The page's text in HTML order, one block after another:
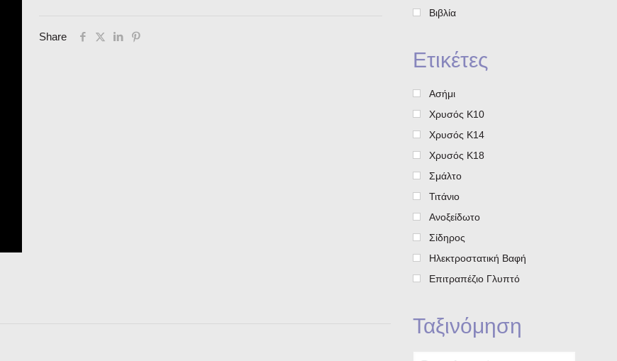
Share
Βιβλία
Ετικέτες
Ασήμι
Χρυσός Κ10
Χρυσός Κ14
Χρυσός Κ18
Σμάλτο
Τιτάνιο
Ανοξείδωτο
Σίδηρος
Ηλεκτροστατική Βαφή
Επιτραπέζιο Γλυπτό
Ταξινόμηση